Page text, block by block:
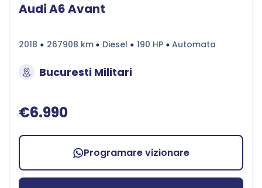
Audi A6 Avant
2018 267908 km Diesel 190 HP Automata
Bucuresti Militari
€6.990
Programare vizionare